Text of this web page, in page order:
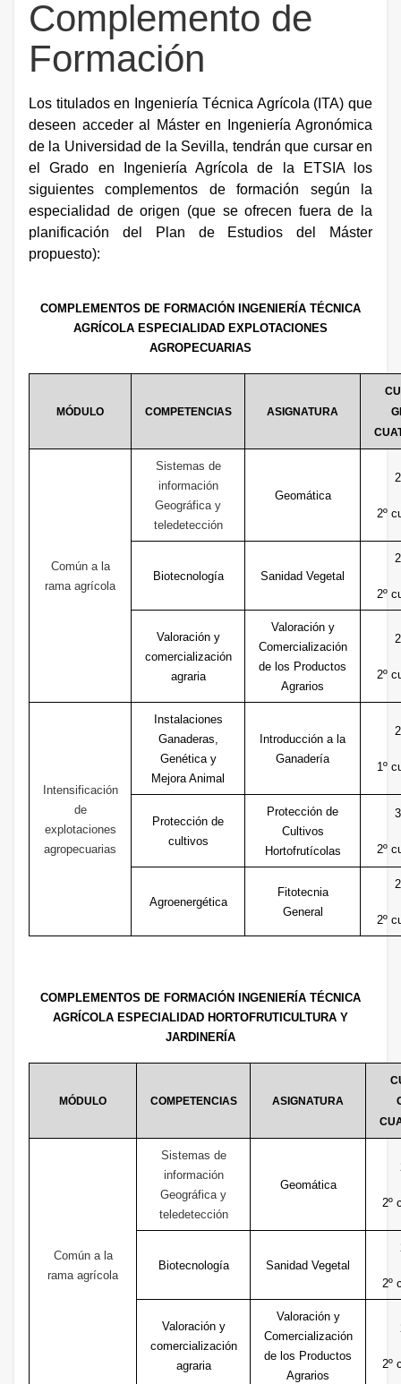
Complemento de
Formación
Los titulados en Ingeniería Técnica Agrícola (ITA) que
deseen acceder al Máster en Ingeniería Agronómica
de la Universidad de la Sevilla, tendrán que cursar en
el Grado en Ingeniería Agrícola de la ETSIA los
siguientes complementos de formación según la
especialidad de origen (que se ofrecen fuera de la
planificación del Plan de Estudios del Máster
propuesto):
COMPLEMENTOS DE FORMACIÓN INGENIERÍA TÉCNICA
AGRÍCOLA ESPECIALIDAD EXPLOTACIONES
AGROPECUARIAS
MÓDULO COMPETENCIAS ASIGNATURA
Común a la
rama agrícola
Sistemas de
información
Geográfica y
teledetección
Geomática
2º
Biotecnología Sanidad Vegetal
2º
Valoración y
comercialización
agraria
Valoración y
Comercialización
de los Productos
Agrarios
2º
Intensificación
de
explotaciones
agropecuarias
Instalaciones
Ganaderas,
Genética y
Mejora Animal
Introducción a la
Ganadería
1º
Protección de
cultivos
Protección de
Cultivos
Hortofrutícolas
2º
Agroenergética
Fitotecnia
General
2º
COMPLEMENTOS DE FORMACIÓN INGENIERÍA TÉCNICA
AGRÍCOLA ESPECIALIDAD HORTOFRUTICULTURA Y
JARDINERÍA
MÓDULO COMPETENCIAS ASIGNATURA
Común a la
rama agrícola
Sistemas de
información
Geográfica y
teledetección
Geomática
2º
Biotecnología Sanidad Vegetal
2º
Valoración y
comercialización
agraria
Valoración y
Comercialización
de los Productos
Agrarios
2º